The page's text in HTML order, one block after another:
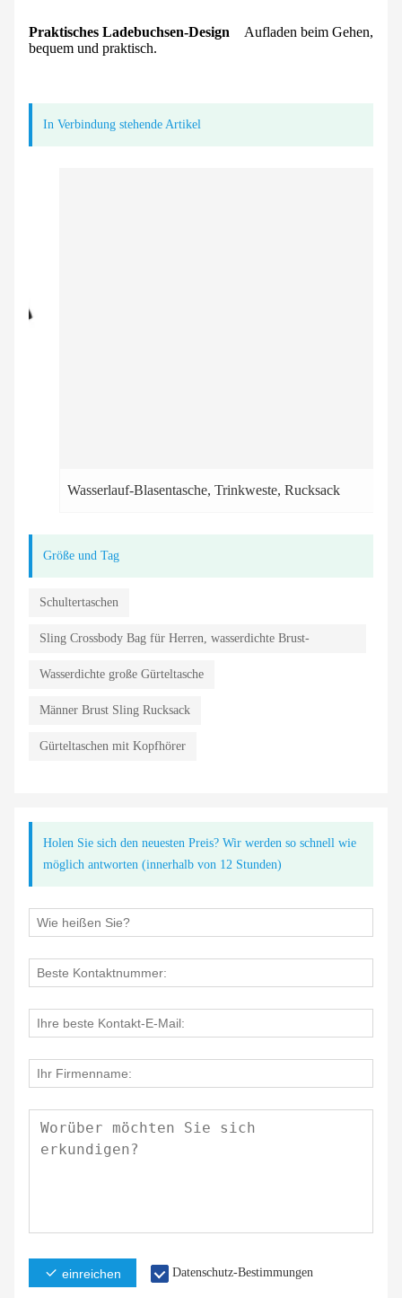
Praktisches Ladebuchsen-Design Aufladen beim Gehen,
bequem und praktisch.
In Verbindung stehende Artikel
Wasserlauf-Blasentasche, Trinkweste, Rucksack
Größe und Tag
Schultertaschen
Sling Crossbody Bag für Herren, wasserdichte Brust-
Umhängetasche
Wasserdichte große Gürteltasche
Männer Brust Sling Rucksack
Gürteltaschen mit Kopfhörer
Holen Sie sich den neuesten Preis? Wir werden so schnell wie
möglich antworten (innerhalb von 12 Stunden)
einreichen Datenschutz-Bestimmungen